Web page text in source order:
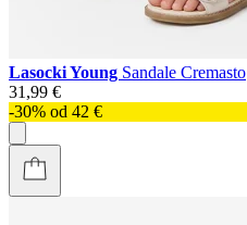
Lasocki Young Sandale Cremasto
31,99 €
-30% od 42 €